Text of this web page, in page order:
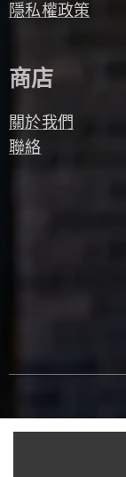
隱私權政策
商店
關於我們
聯絡